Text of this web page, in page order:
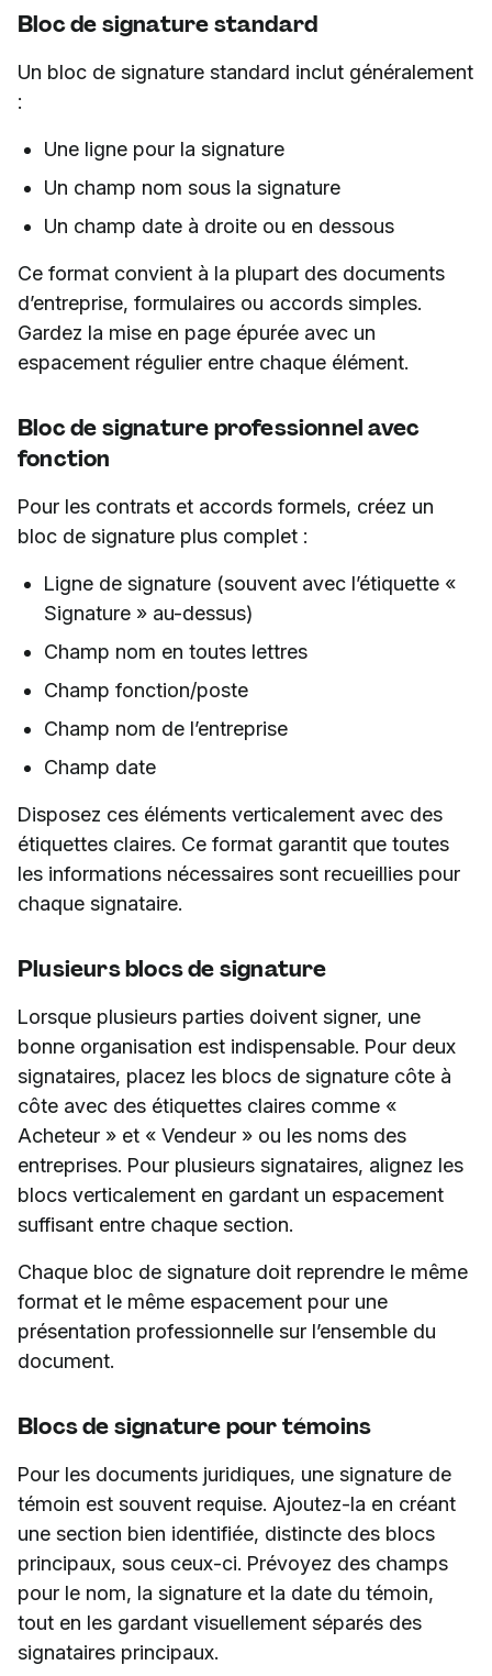
Bloc de signature standard
Un bloc de signature standard inclut généralement
:
Une ligne pour la signature
Un champ nom sous la signature
Un champ date à droite ou en dessous
Ce format convient à la plupart des documents
d’entreprise, formulaires ou accords simples.
Gardez la mise en page épurée avec un
espacement régulier entre chaque élément.
Bloc de signature professionnel avec
fonction
Pour les contrats et accords formels, créez un
bloc de signature plus complet :
Ligne de signature (souvent avec l’étiquette «
Signature » au-dessus)
Champ nom en toutes lettres
Champ fonction/poste
Champ nom de l’entreprise
Champ date
Disposez ces éléments verticalement avec des
étiquettes claires. Ce format garantit que toutes
les informations nécessaires sont recueillies pour
chaque signataire.
Plusieurs blocs de signature
Lorsque plusieurs parties doivent signer, une
bonne organisation est indispensable. Pour deux
signataires, placez les blocs de signature côte à
côte avec des étiquettes claires comme «
Acheteur » et « Vendeur » ou les noms des
entreprises. Pour plusieurs signataires, alignez les
blocs verticalement en gardant un espacement
suffisant entre chaque section.
Chaque bloc de signature doit reprendre le même
format et le même espacement pour une
présentation professionnelle sur l’ensemble du
document.
Blocs de signature pour témoins
Pour les documents juridiques, une signature de
témoin est souvent requise. Ajoutez-la en créant
une section bien identifiée, distincte des blocs
principaux, sous ceux-ci. Prévoyez des champs
pour le nom, la signature et la date du témoin,
tout en les gardant visuellement séparés des
signataires principaux.